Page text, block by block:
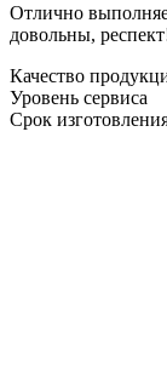
Отлично
довольны,
Качество
Уровень сервиса
Срок